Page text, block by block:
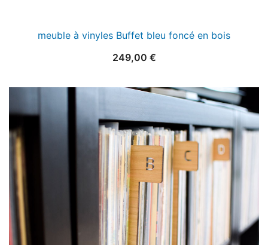
meuble à vinyles Buffet bleu foncé en bois
249,00 €